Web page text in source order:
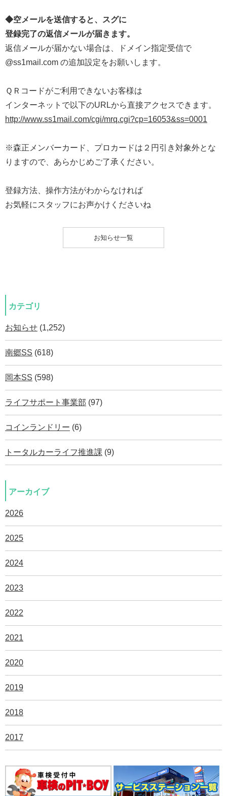
◆空メールを送信すると、スグに
登録完了の返信メールが届きます。
返信メールが届かない場合は、ドメイン指定受信で
@ss1mail.com の追加設定をお願いします。
ＱＲコードがご利用できないお客様は
インターネットで以下のURLから直接アクセスできます。
http://www.ss1mail.com/cgi/mrq.cgi?cp=16053&ss=0001
※森正メンバーカード、プロカードは２円引き対象外とな
りますので、あらかじめご了承ください。
登録方法、操作方法がわからなければ
お気軽にスタッフにお声かけくださいね
お知らせ一覧
カテゴリ
お知らせ (1,252)
南郷SS (618)
岡本SS (598)
ライフサポート事業部 (97)
コインランドリー (6)
トータルカーライフ推進課 (9)
アーカイブ
2026
2025
2024
2023
2022
2021
2020
2019
2018
2017